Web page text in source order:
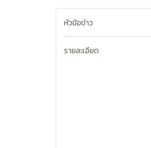
หัวข้อข่าว
รายละเอียด